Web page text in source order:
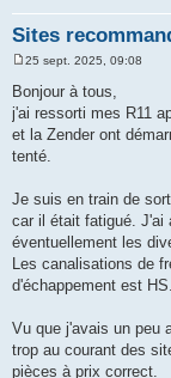
Sites
s
s
a
g
e
25 sept. 2025, 09:08
Bonjour à tous,
j'ai ressorti mes R11
et la Zender ont
tenté.
Je suis en train de
car il était fatigué. J'ai
éventuellement les
Les canalisations de
d'échappement est
Vu que j'avais un peu
trop au courant des
pièces à prix correct.